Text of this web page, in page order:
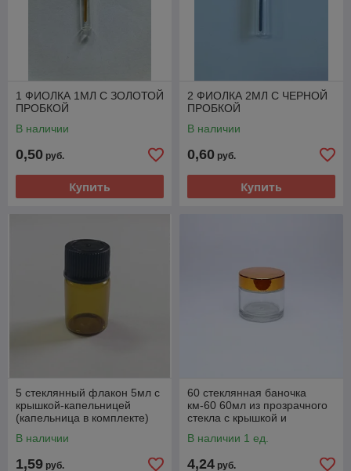
1 ФИОЛКА 1МЛ С ЗОЛОТОЙ
ПРОБКОЙ
В наличии
0,50 руб.
Купить
2 ФИОЛКА 2МЛ С ЧЕРНОЙ
ПРОБКОЙ
В наличии
0,60 руб.
Купить
5 стеклянный флакон 5мл с
крышкой-капельницей
(капельница в комплекте)
В наличии
1,59 руб.
60 стеклянная баночка
км-60 60мл из прозрачного
стекла с крышкой и
В наличии 1 ед.
4,24 руб.